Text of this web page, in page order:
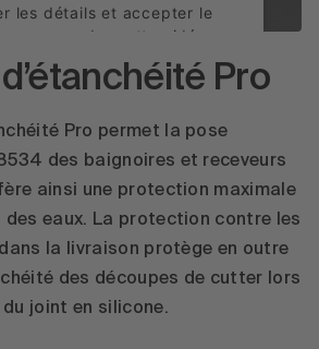
les détails et accepter le
pour regarder cette vidéo.
En savoir plus
Accepter
by Usercentrics Consent
Platform
Pro
Pro permet la pose
des baignoires et receveurs
ainsi une protection maximale
eaux. La protection contre les
la livraison protège en outre
des découpes de cutter lors
joint en silicone.